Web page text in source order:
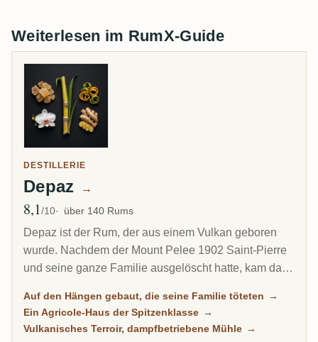
Weiterlesen im RumX-Guide
DESTILLERIE
Depaz →
Ø Bewertung
8,1/10 über 140 Rums
Depaz ist der Rum, der aus einem Vulkan geboren
wurde. Nachdem der Mount Pelee 1902 Saint-Pierre
und seine ganze Familie ausgelöscht hatte, kam das
Zuckerrohr an genau den Hängen, die sie getötet
hatten. Die Brennerei, die er 1917 baute, steht bis
Auf den Hängen gebaut, die seine Familie töteten →
Ein Agricole-Haus der Spitzenklasse →
Vulkanisches Terroir, dampfbetriebene Mühle →